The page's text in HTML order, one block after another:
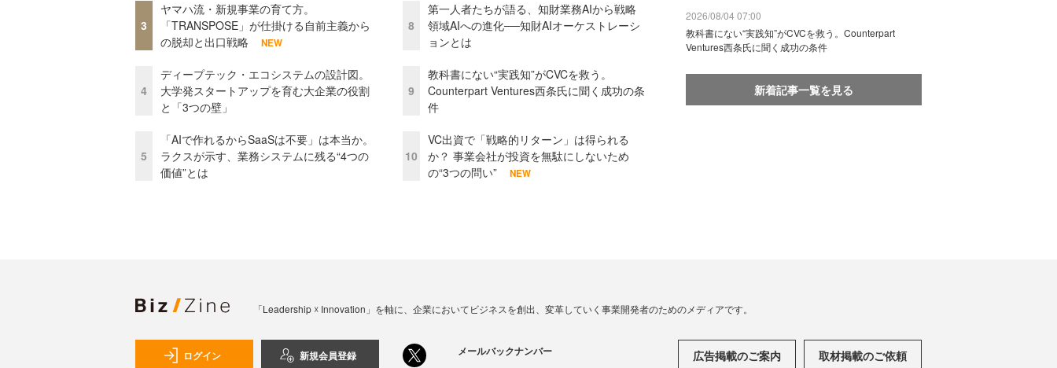
3
ヤマハ流・新規事業の育て方。
「TRANSPOSE」が仕掛ける自前主義から
の脱却と出口戦略
NEW
4
ディープテック・エコシステムの設計図。
大学発スタートアップを育む大企業の役割
と「3つの壁」
5
「AIで作れるからSaaSは不要」は本当か。
ラクスが示す、業務システムに残る“4つの
価値”とは
8
第一人者たちが語る、知財業務AIから戦略
領域AIへの進化──知財AIオーケストレーシ
ョンとは
9
教科書にない“実践知”がCVCを救う。
Counterpart Ventures西条氏に聞く成功の条
件
10
VC出資で「戦略的リターン」は得られる
か？ 事業会社が投資を無駄にしないため
の“3つの問い”
NEW
2026/08/04 07:00
教科書にない“実践知”がCVCを救う。Counterpart
Ventures西条氏に聞く成功の条件
新着記事一覧を見る
「Leadership ☓ Innovation」を軸に、企業においてビジネスを創出、変革していく事業開発者のためのメディアです。
ログイン 新規会員登録 メールバックナンバー 広告掲載のご案内 取材掲載のご依頼